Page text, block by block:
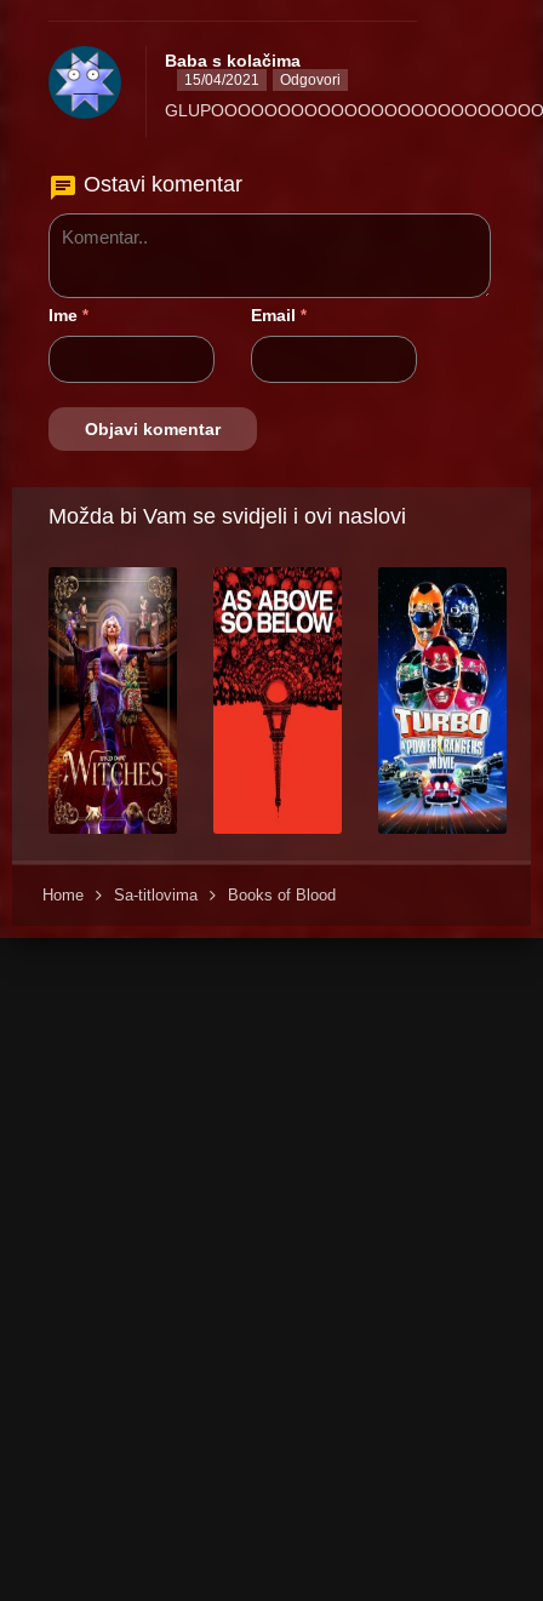
Baba s kolačima
15/04/2021 Odgovori
Ostavi komentar
Ime * Email *
Možda bi Vam se svidjeli i ovi naslovi
Home Sa-titlovima Books of Blood